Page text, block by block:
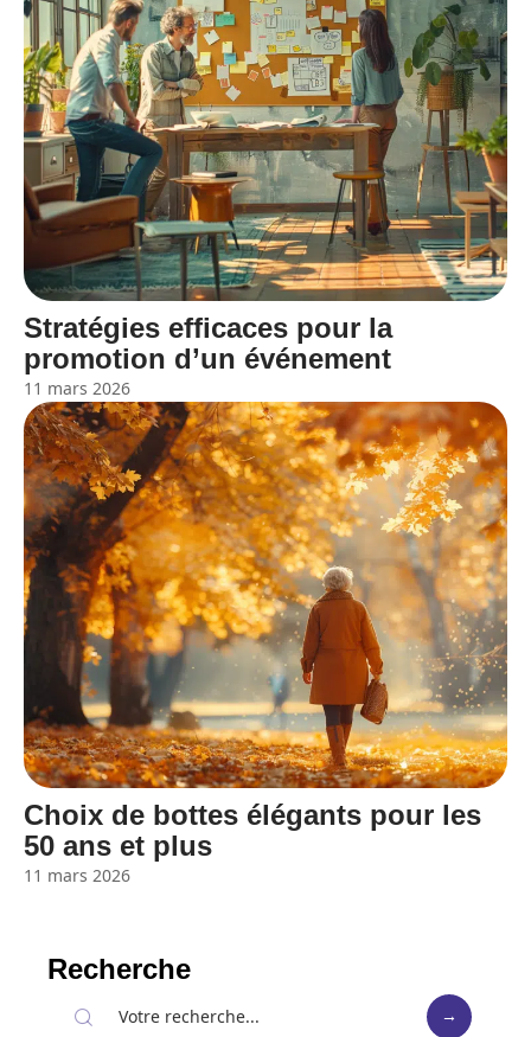
Stratégies efficaces pour la
promotion d’un événement
11 mars 2026
Choix de bottes élégants pour les
50 ans et plus
11 mars 2026
Recherche